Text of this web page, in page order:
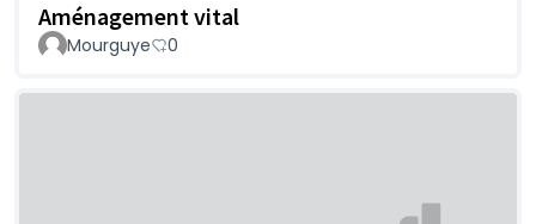
Aménagement vital
Mourguye 0